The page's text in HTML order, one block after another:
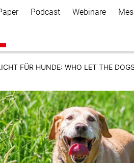
Navigation
Podcast Webinare
FÜR HUNDE: WHO LET THE